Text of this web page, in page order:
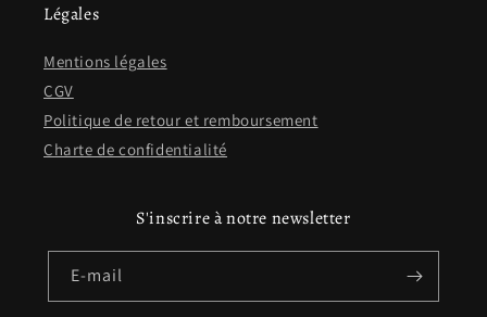
Légales
Mentions légales
CGV
Politique de retour et remboursement
Charte de confidentialité
S'inscrire à notre newsletter
E-mail